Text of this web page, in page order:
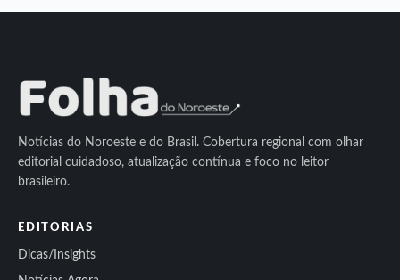
Notícias do Noroeste e do Brasil. Cobertura regional com olhar
editorial cuidadoso, atualização contínua e foco no leitor
brasileiro.
EDITORIAS
Dicas/Insights